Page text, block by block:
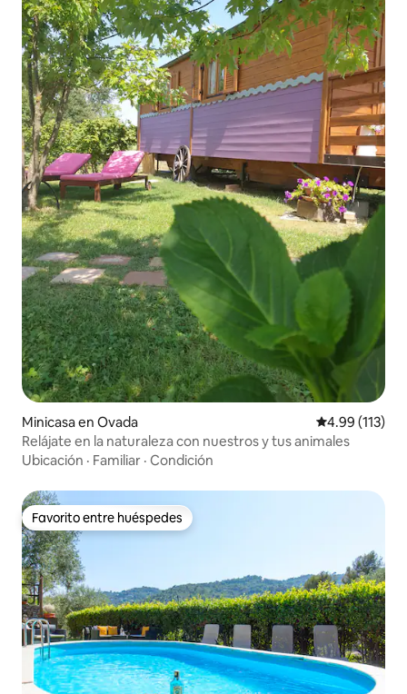
Minicasa en Ovada Calificación
4.99 (113)
Relájate en la naturaleza con nuestros y tus animales
Ubicación · Familiar · Condición
Favorito entre huéspedes
Favorito entre huéspedes